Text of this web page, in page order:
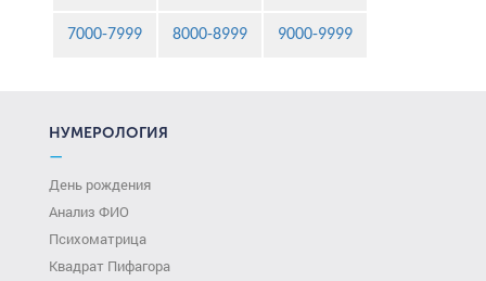
7000-7999 8000-8999 9000-9999
НУМЕРОЛОГИЯ
—
День рождения
Анализ ФИО
Психоматрица
Квадрат Пифагора